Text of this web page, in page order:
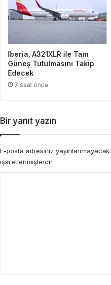
Iberia, A321XLR ile Tam
Güneş Tutulmasını Takip
Edecek
7 saat önce
Bir yanıt yazın
E-posta adresiniz yayınlanmayacak.
işaretlenmişlerdir